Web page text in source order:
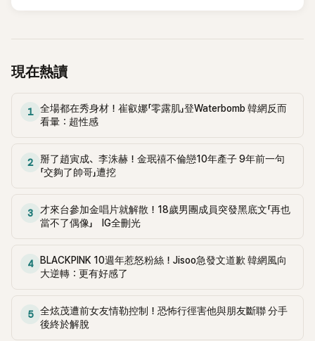
現在熱讀
1
全場都在秀身材！崔叡娜「零露肌」登Waterbomb 韓網反而
看暈：超性感
2
掰了趙寅成、李洙赫！金珉禧不倫戀10年產子 9年前一句
「交夠了帥哥」遭挖
3
才來台參加金唱片就解散！18歲男團成員突發黑底文「再也
當不了偶像」 IG全刪光
4
BLACKPINK 10週年惹怒粉絲！Jisoo急發文道歉 韓網風向
大逆轉：更有好感了
5
全炫茂遭前女友情勒控制！恐怖行徑害他與朋友斷聯 分手
後終於解脫